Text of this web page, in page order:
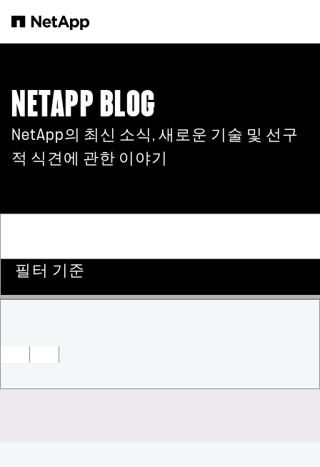
NETAPP BLOG
NetApp의 최신 소식, 새로운 기술 및 선구
적 식견에 관한 이야기
필터 기준